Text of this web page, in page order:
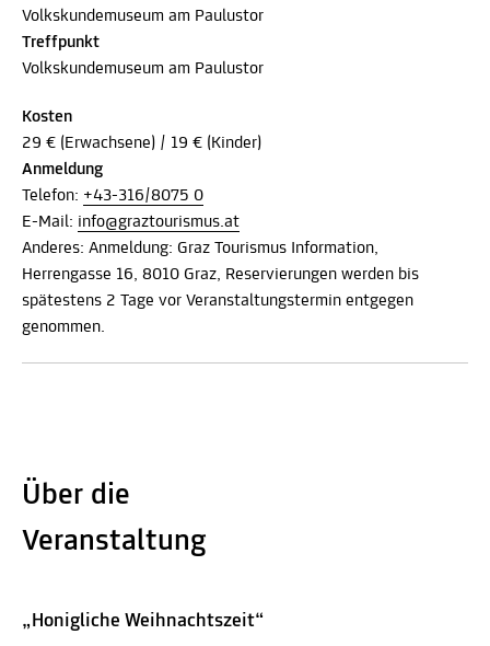
Volkskundemuseum am Paulustor
Treffpunkt
Volkskundemuseum am Paulustor
Kosten
29 € (Erwachsene) / 19 € (Kinder)
Anmeldung
Telefon: +43-316/8075 0
E-Mail: info@graztourismus.at
Anderes: Anmeldung: Graz Tourismus Information,
Herrengasse 16, 8010 Graz, Reservierungen werden bis
spätestens 2 Tage vor Veranstaltungstermin entgegen
genommen.
Über die
Veranstaltung
„Honigliche Weihnachtszeit“